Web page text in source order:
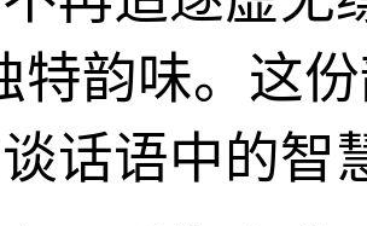
特韵味。这
话语中的智